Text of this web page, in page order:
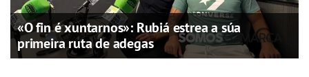
«O fin é xuntarnos»: Rubiá estrea a súa
primeira ruta de adegas